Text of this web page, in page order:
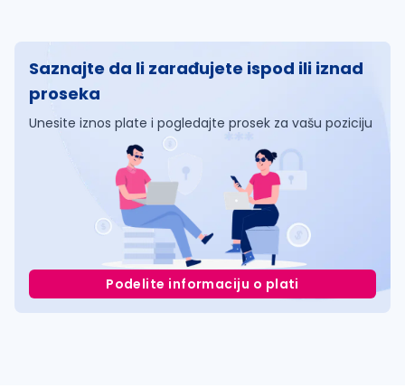
Saznajte da li zarađujete ispod ili iznad
proseka
Unesite iznos plate i pogledajte prosek za vašu poziciju
Podelite informaciju o plati